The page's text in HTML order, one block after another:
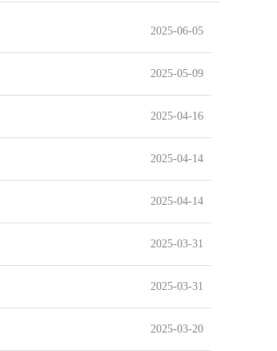
2025-06-05
2025-05-09
2025-04-16
2025-04-14
2025-04-14
2025-03-31
2025-03-31
2025-03-20